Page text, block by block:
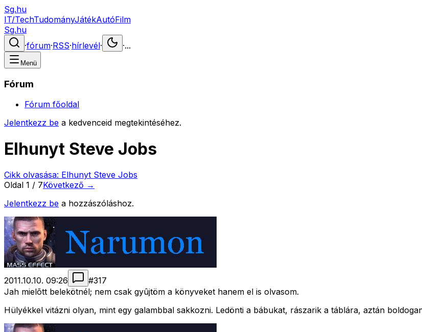
Sg.hu
IT/TechTudományJátékAutóFilm
Sg.hu
·fórum·RSS·hírlevél· ·...
Menü
Fórum
Fórum főoldal
Jelentkezz be a kedvenceid megtekintéséhez.
Elhunyt Steve Jobs
Cikk olvasása: Elhunyt Steve Jobs
Oldal 1 / 7Következő →
Jelentkezz be a hozzászóláshoz.
2011.10.10. 09:26 #317
Jah mielõtt belekötnél; nem csak gyûjtöm a könyveket hanem el is olvasom.
Hülyékkel vitázni olyan, mint egy galambbal sakkozni. Ledönti a bábukat, rászarik a táblára, aztán